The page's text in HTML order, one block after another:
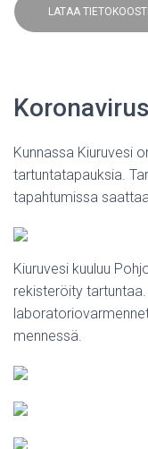
LATAA
Kunnassa Kiuruvesi
tartuntatapauksia.
tapahtumissa
Kiuruvesi kuuluu
rekisteröity
mennessä.